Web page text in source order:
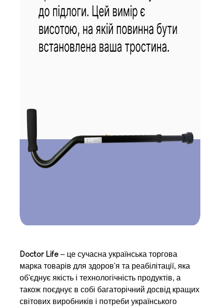
Doctor Life – це сучасна українська торгова
марка товарів для здоров'я та реабілітації, яка
об'єднує якість і технологічність продуктів, а
також поєднує в собі багаторічний досвід кращих
світових виробників і потреби українського